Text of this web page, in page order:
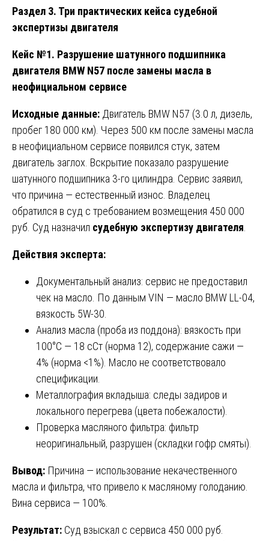
Раздел 3. Три практических кейса судебной
экспертизы двигателя
Кейс №1. Разрушение шатунного подшипника
двигателя BMW N57 после замены масла в
неофициальном сервисе
Исходные данные: Двигатель BMW N57 (3.0 л, дизель,
пробег 180 000 км). Через 500 км после замены масла
в неофициальном сервисе появился стук, затем
двигатель заглох. Вскрытие показало разрушение
шатунного подшипника 3-го цилиндра. Сервис заявил,
что причина — естественный износ. Владелец
обратился в суд с требованием возмещения 450 000
руб. Суд назначил судебную экспертизу двигателя
Действия эксперта:
Документальный анализ: сервис не предоставил
чек на масло. По данным VIN — масло BMW LL-04,
вязкость 5W-30.
Анализ масла (проба из поддона): вязкость при
100°C — 18 сСт (норма 12), содержание сажи —
4% (норма <1%). Масло не соответствовало
спецификации.
Металлография вкладыша: следы задиров и
локального перегрева (цвета побежалости).
Проверка масляного фильтра: фильтр
неоригинальный, разрушен (складки гофр смяты).
Вывод: Причина — использование некачественного
масла и фильтра, что привело к масляному голоданию.
Вина сервиса — 100%.
Результат: Суд взыскал с сервиса 450 000 руб.